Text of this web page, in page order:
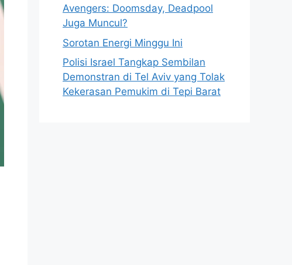
Avengers: Doomsday, Deadpool
Juga Muncul?
Sorotan Energi Minggu Ini
Polisi Israel Tangkap Sembilan
Demonstran di Tel Aviv yang Tolak
Kekerasan Pemukim di Tepi Barat